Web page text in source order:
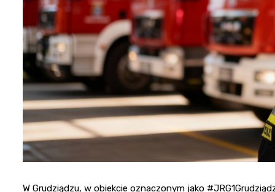
W Grudziądzu, w obiekcie oznaczonym jako